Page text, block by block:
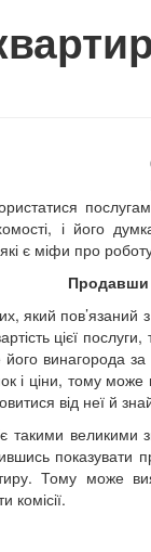
і його
є міфи про
Продавши
який
цієї
його винагорода
і ціни, тому
від неї й
такими великими
показувати
Тому може
комісії.